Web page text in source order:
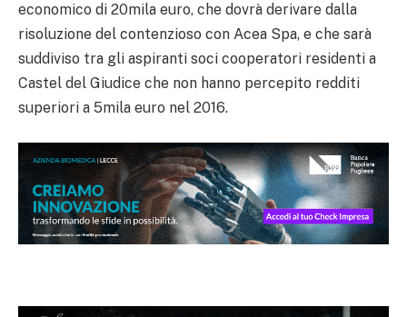
economico di 20mila euro, che dovrà derivare dalla
risoluzione del contenzioso con Acea Spa, e che sarà
suddiviso tra gli aspiranti soci cooperatori residenti a
Castel del Giudice che non hanno percepito redditi
superiori a 5mila euro nel 2016.